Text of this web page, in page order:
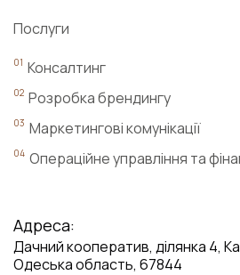
Адреса:
Дачний кооператив, ділянка 4,
Одеська область, 67844
Послуги
Консалтинг
Розробка брендингу
Маркетингові комунікації
Операційне управління та